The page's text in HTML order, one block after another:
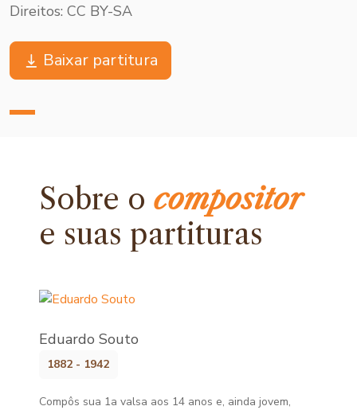
Direitos: CC BY-SA
Baixar partitura
Sobre ocompositor
e suas partituras
Eduardo Souto
1882 - 1942
Compôs sua 1a valsa aos 14 anos e, ainda jovem,